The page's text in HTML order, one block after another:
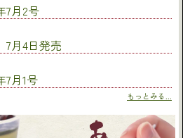
7月2号
7月4日発売
7月1号
もっとみる...